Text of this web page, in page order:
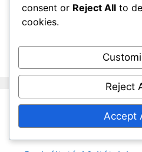
March 2026
February 2026
Jogi információk
consent or Reject All to
cookies.
Reject
Accept